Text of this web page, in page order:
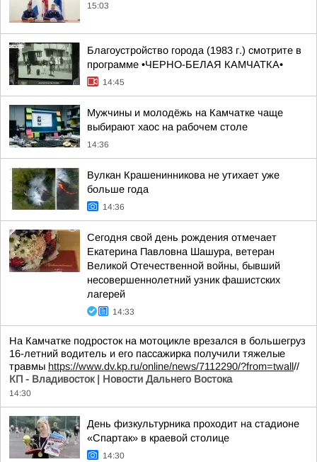
15:03
Благоустройство города (1983 г.) смотрите в
программе •ЧЕРНО-БЕЛАЯ КАМЧАТКА•
14:45
Мужчины и молодёжь на Камчатке чаще
выбирают хаос на рабочем столе
14:36
Вулкан Крашенинникова не утихает уже
больше года
14:36
Сегодня свой день рождения отмечает
Екатерина Павловна Шашура, ветеран
Великой Отечественной войны, бывший
несовершеннолетний узник фашистских
лагерей
14:33
На Камчатке подросток на мотоцикле врезался в большегруз
16-летний водитель и его пассажирка получили тяжелые
травмы https://www.dv.kp.ru/online/news/7112290/?from=twall//
КП - Владивосток | Новости Дальнего Востока
14:30
День физкультурника проходит на стадионе
«Спартак» в краевой столице
14:30